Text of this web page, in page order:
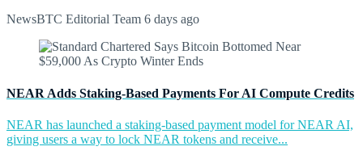
NewsBTC Editorial Team 6 days ago
NEAR Adds Staking-Based Payments For AI Compute Credits
NEAR has launched a staking-based payment model for NEAR AI,
giving users a way to lock NEAR tokens and receive...